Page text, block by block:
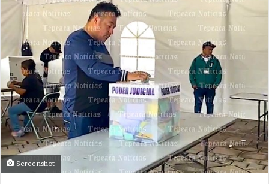
Screenshot